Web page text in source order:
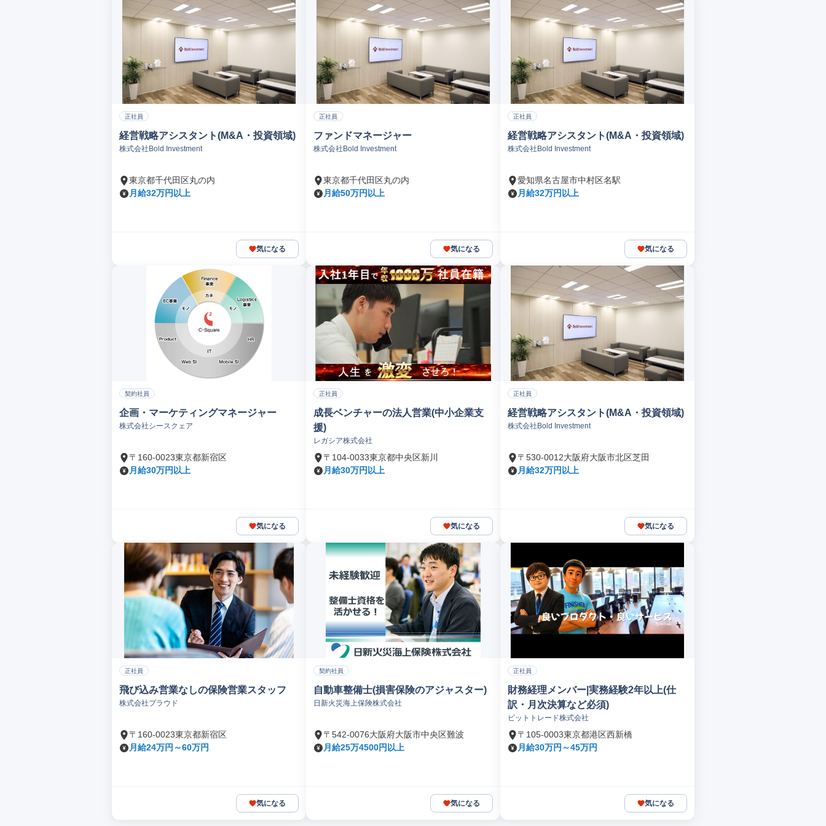
正社員
経営戦略アシスタント(M&A・投資領域)
株式会社Bold Investment
東京都千代田区丸の内
月給32万円以上
気になる
正社員
ファンドマネージャー
株式会社Bold Investment
東京都千代田区丸の内
月給50万円以上
気になる
正社員
経営戦略アシスタント(M&A・投資領域)
株式会社Bold Investment
愛知県名古屋市中村区名駅
月給32万円以上
気になる
契約社員
企画・マーケティングマネージャー
株式会社シースクェア
〒160-0023東京都新宿区
月給30万円以上
気になる
正社員
成長ベンチャーの法人営業(中小企業支
援)
レガシア株式会社
〒104-0033東京都中央区新川
月給30万円以上
気になる
正社員
経営戦略アシスタント(M&A・投資領域)
株式会社Bold Investment
〒530-0012大阪府大阪市北区芝田
月給32万円以上
気になる
正社員
飛び込み営業なしの保険営業スタッフ
株式会社プラウド
〒160-0023東京都新宿区
月給24万円～60万円
気になる
契約社員
自動車整備士(損害保険のアジャスター)
日新火災海上保険株式会社
〒542-0076大阪府大阪市中央区難波
月給25万4500円以上
気になる
正社員
財務経理メンバー|実務経験2年以上(仕
訳・月次決算など必須)
ビットトレード株式会社
〒105-0003東京都港区西新橋
月給30万円～45万円
気になる